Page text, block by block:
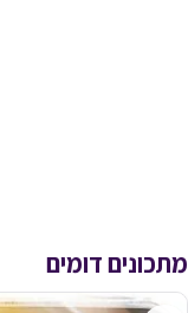
מתכונים דומים